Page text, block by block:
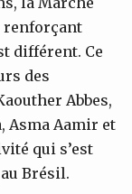
renforçant
différent. Ce
des
Abbes,
Asma Aamir et
qui s’est
Brésil.